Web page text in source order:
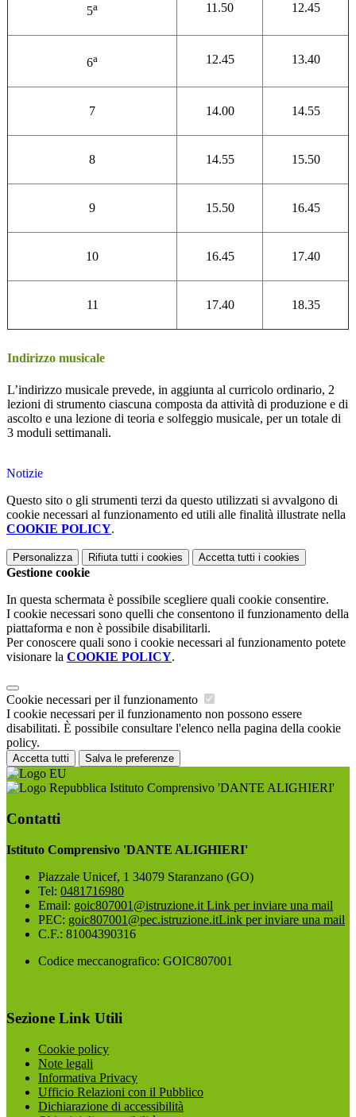
5a 11.50 12.45
6a 12.45 13.40
7 14.00 14.55
8 14.55 15.50
9 15.50 16.45
10 16.45 17.40
11 17.40 18.35
Indirizzo musicale
L’indirizzo musicale prevede, in aggiunta al curricolo ordinario, 2
lezioni di strumento ciascuna composta da attività di produzione e di
ascolto e una lezione di teoria e solfeggio musicale, per un totale di
3 moduli settimanali.
Notizie
Questo sito o gli strumenti terzi da questo utilizzati si avvalgono di
cookie necessari al funzionamento ed utili alle finalità illustrate nella
COOKIE POLICY.
Personalizza Rifiuta tutti i cookies Accetta tutti i cookies
Gestione cookie
In questa schermata è possibile scegliere quali cookie consentire.
I cookie necessari sono quelli che consentono il funzionamento della
piattaforma e non è possibile disabilitarli.
Per conoscere quali sono i cookie necessari al funzionamento potete
visionare la COOKIE POLICY.
Cookie necessari per il funzionamento
I cookie necessari per il funzionamento non possono essere
disabilitati. È possibile consultare l'elenco nella pagina della cookie
policy.
Accetta tutti Salva le preferenze
Istituto Comprensivo 'DANTE ALIGHIERI'
Contatti
Istituto Comprensivo 'DANTE ALIGHIERI'
Piazzale Unicef, 1 34079 Staranzano (GO)
Tel: 0481716980
Email: goic807001@istruzione.it Link per inviare una mail
PEC: goic807001@pec.istruzione.itLink per inviare una mail
C.F.: 81004390316
Codice meccanografico: GOIC807001
Sezione Link Utili
Cookie policy
Note legali
Informativa Privacy
Ufficio Relazioni con il Pubblico
Dichiarazione di accessibilità